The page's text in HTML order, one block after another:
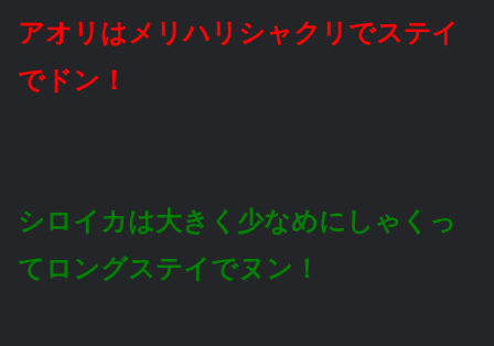
アオリはメリハリシャクリでステイ
でドン！
シロイカは大きく少なめにしゃくっ
てロングステイでヌン！